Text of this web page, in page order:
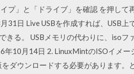
プ」と「ドライブ」を確認 を押し
31日 Live USBを作成すれば、USB
きる。 USBメモリの代わりに、iso
年10月14日 2. LinuxMintのISOイメー
ダウンロードする必要があります。